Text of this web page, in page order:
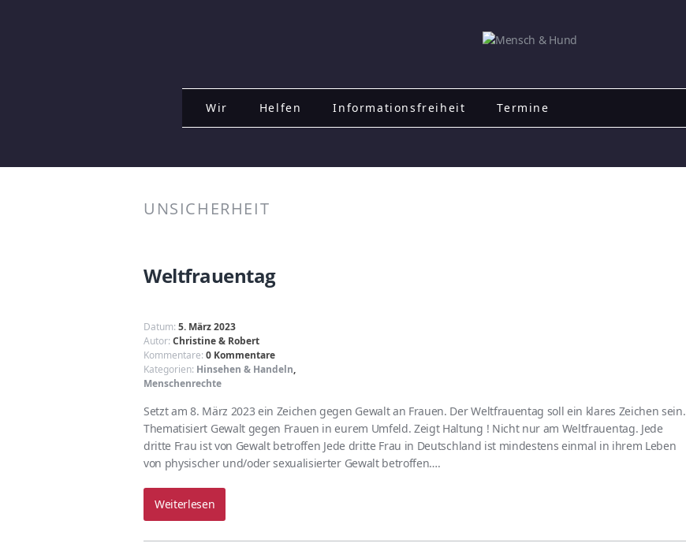
Wir Helfen Informationsfreiheit Termine
UNSICHERHEIT
Weltfrauentag
Datum: 5. März 2023
Autor: Christine & Robert
Kommentare: 0 Kommentare
Kategorien: Hinsehen & Handeln,
Menschenrechte
Setzt am 8. März 2023 ein Zeichen gegen Gewalt an Frauen. Der Weltfrauentag soll ein klares Zeichen sein.
Thematisiert Gewalt gegen Frauen in eurem Umfeld. Zeigt Haltung ! Nicht nur am Weltfrauentag. Jede
dritte Frau ist von Gewalt betroffen Jede dritte Frau in Deutschland ist mindestens einmal in ihrem Leben
von physischer und/oder sexualisierter Gewalt betroffen….
Weiterlesen